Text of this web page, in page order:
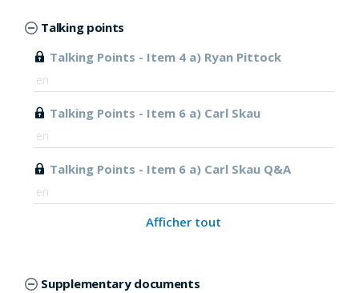
Talking points
Talking Points - Item 4 a) Ryan Pittock
en
Talking Points - Item 6 a) Carl Skau
en
Talking Points - Item 6 a) Carl Skau Q&A
en
Afficher tout
Supplementary documents